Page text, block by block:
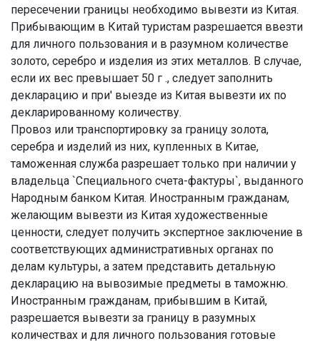
пересечении границы необходимо вывезти из Китая.
Прибывающим в Китай туристам разрешается ввезти
для личного пользования и в разумном количестве
золото, серебро и изделия из этих металлов. В случае,
если их вес превышает 50 г ., следует заполнить
декларацию и при' выезде из Китая вывезти их по
декларированному количеству.
Провоз или транспортировку за границу золота,
серебра и изделий из них, купленных в Китае,
таможенная служба разрешает только при наличии у
владельца `Специального счета-фактуры`, выданного
Народным банком Китая. Иностранным гражданам,
желающим вывезти из Китая художественные
ценности, следует получить экспертное заключение в
соответствующих административных органах по
делам культуры, а затем представить детальную
декларацию на вывозимые предметы в таможню.
Иностранным гражданам, прибывшим в Китай,
разрешается вывезти за границу в разумных
количествах и для личного пользования готовые